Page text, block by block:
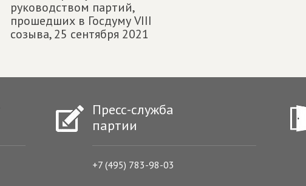
руководством партий,
прошедших в Госдуму VIII
созыва,25 сентября 2021
Пресс-служба
партии
+7 (495) 783-98-03